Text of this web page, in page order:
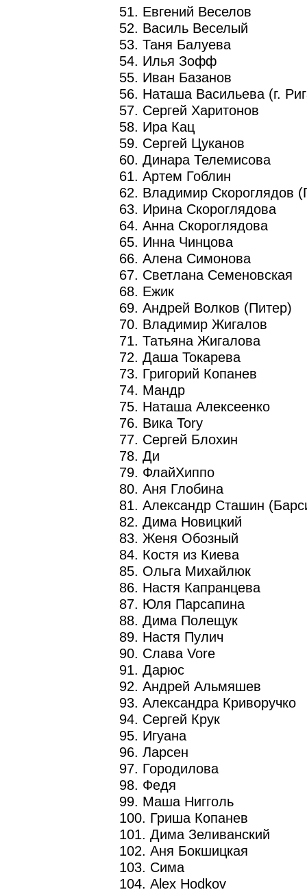
51. Евгений Веселов
52. Василь Веселый
53. Таня Балуева
54. Илья Зофф
55. Иван Базанов
56. Наташа Васильева (г.
57. Сергей Харитонов
58. Ира Кац
59. Сергей Цуканов
60. Динара Телемисова
61. Артем Гоблин
62. Владимир Скороглядов
63. Ирина Скороглядова
64. Анна Скороглядова
65. Инна Чинцова
66. Алена Симонова
67. Светлана Семеновская
68. Ежик
69. Андрей Волков (Питер)
70. Владимир Жигалов
71. Татьяна Жигалова
72. Даша Токарева
73. Григорий Копанев
74. Мандр
75. Наташа Алексеенко
76. Вика Tory
77. Сергей Блохин
78. Ди
79. ФлайХиппо
80. Аня Глобина
81. Александр Сташин
82. Дима Новицкий
83. Женя Обозный
84. Костя из Киева
85. Ольга Михайлюк
86. Настя Капранцева
87. Юля Парсапина
88. Дима Полещук
89. Настя Пулич
90. Слава Vore
91. Дарюс
92. Андрей Альмяшев
93. Александра Криворучко
94. Сергей Крук
95. Игуана
96. Ларсен
97. Городилова
98. Федя
99. Маша Нигголь
100. Гриша Копанев
101. Дима Зеливанский
102. Аня Бокшицкая
103. Сима
104. Alex Hodkov